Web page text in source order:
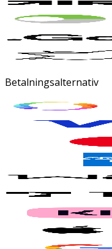
Betalningsalternativ